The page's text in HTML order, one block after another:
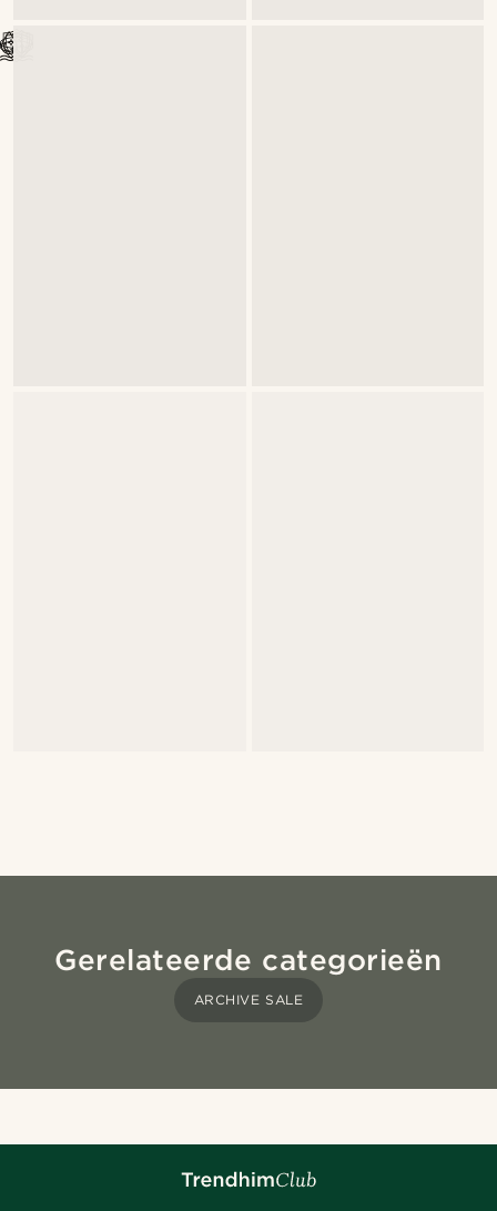
Gerelateerde categorieën
ARCHIVE SALE